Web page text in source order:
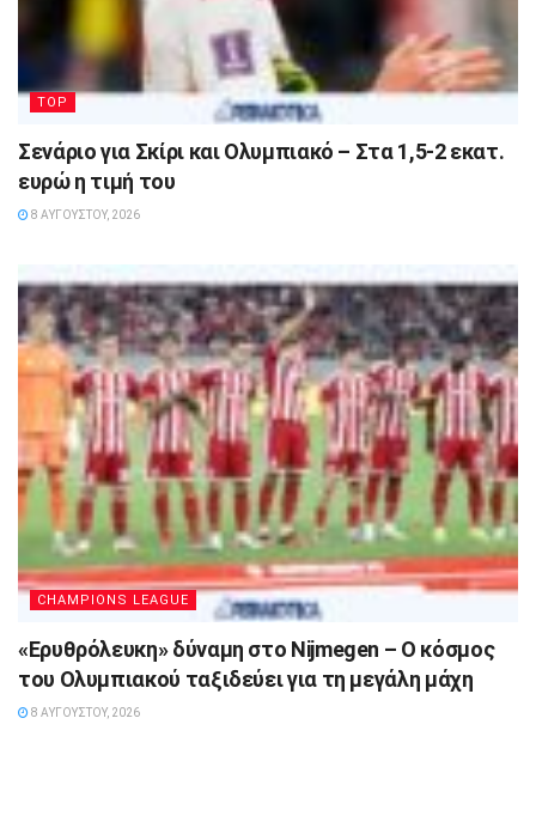
TOP
Σενάριο για Σκίρι και Ολυμπιακό – Στα 1,5-2 εκατ.
ευρώ η τιμή του
8 ΑΥΓΟΎΣΤΟΥ, 2026
CHAMPIONS LEAGUE
«Ερυθρόλευκη» δύναμη στο Nijmegen – Ο κόσμος
του Ολυμπιακού ταξιδεύει για τη μεγάλη μάχη
8 ΑΥΓΟΎΣΤΟΥ, 2026